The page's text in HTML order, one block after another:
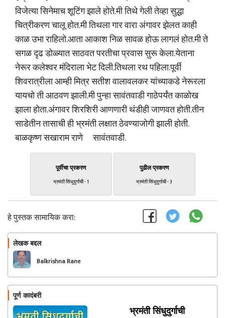
विजेत्या सिनेमाच शूटिंग झाले होते.मी तिथे गेली तेव्हा सुद्धा
चित्रीकरण चालू होत.मी तिथला गार वारा अंगावर झेलत काही
काळ उभा राहिलो.आता आकाश निळ सावळ होऊ लागलं होत.मी ते
सगळ दृढ डोळ्यात साठवत परतीचा प्रवास सुरू केला.येताना
नेरूर कलेश्वर मंदिराला भेट दिली.तिथला रथ पहिला.पूर्वी
शिवरात्रीला आम्ही मित्र सतीश वालावलकर यांच्याकडे नेरूरला
यायचो ती आठवण झाली.मी पुन्हा सावंतवाडी गाठेपर्यंत काळोख
झाला होता.अंगावर शिरशिरी आणणारी थंडीही जाणवत होती.तीन
साडेतीन तासाची ही भ्रमंती लक्षात ठेवण्याजोगी झाली होती.
बाळकृष्ण सखाराम राणे सावंतवाडी.
पूर्वीचा प्रकरण
भ्रमंती सिंधुदुर्गाची - 1
पुढील प्रकरण
भ्रमंती सिंधुदुर्गाची - 3
हे पुस्तक सामायिक करा:
लेखक बद्दल
Balkrishna Rane
पूर्ण कादंबरी
भ्रमंती सिंधुदुर्गाची